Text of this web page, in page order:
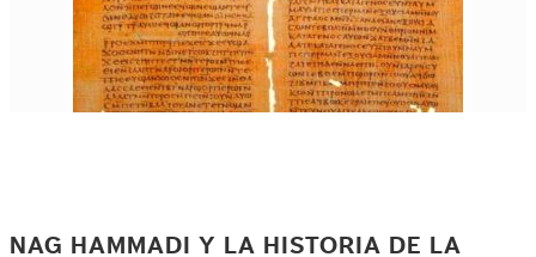
NAG HAMMADI Y LA HISTORIA DE LA